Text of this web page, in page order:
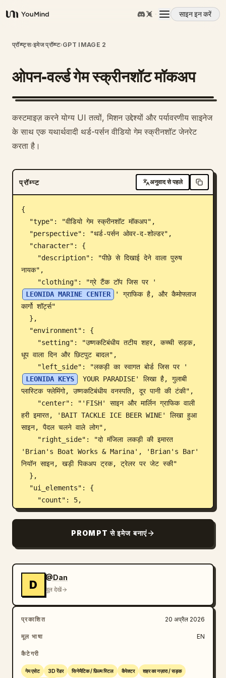
YouMind
साइन इन करें
अवलोकन
उपयोग के मामले
प्रॉम्प्ट
मूल्य निर्धारण
डाउनलोड
अपडेट
प्रॉम्प्ट्स›इमेज प्रॉम्प्ट›GPT IMAGE 2
ओपन-वर्ल्ड गेम स्क्रीनशॉट मॉकअप
कस्टमाइज़ करने योग्य UI तत्वों, मिशन उद्देश्यों और पर्यावरणीय साइनेज
के साथ एक यथार्थवादी थर्ड-पर्सन वीडियो गेम स्क्रीनशॉट जेनरेट
करता है।
प्रॉम्प्ट अनुवाद से पहले
{
नायक",
    "clothing": "ग्रे टैंक टॉप जिस पर '
LEONIDA MARINE CENTER
' ग्राफिक है, और कैमोफ्लाज
कार्गो शॉर्ट्स"
धूप वाला दिन और छिटपुट बादल",
    "left_side": "लकड़ी का स्वागत बोर्ड जिस पर '
LEONIDA KEYS
YOUR PARADISE' लिखा है, गुलाबी
प्लास्टिक फ्लेमिंगो, उष्णकटिबंधीय वनस्पति, दूर पानी की टंकी",
हरी इमारत, 'BAIT TACKLE ICE BEER WINE' लिखा हुआ
साइन, पैदल चलने वाले लोग",
'Brian's Boat Works & Marina', 'Brian's Bar'
नियॉन साइन, खड़ी पिकअप ट्रक, ट्रेलर पर जेट स्की"
    "components": [
        "type": "मिशन उद्देश्य",
Raul has some work for you at his boatyard
      },
      {
        "position": "ऊपर-दाएं",
        "type": "स्टेटस HUD",
        "text": "13:47\n$1,142",
      },
      {
PROMPT से इमेज बनाएं
D
@Dan
मूल देखें
प्रकाशित 20 अप्रैल 2026
मूल भाषा EN
कैटेगरी
गेम एसेट 3D रेंडर सिनेमैटिक / फ़िल्म स्टिल कैरेक्टर शहर का नज़ारा / सड़क